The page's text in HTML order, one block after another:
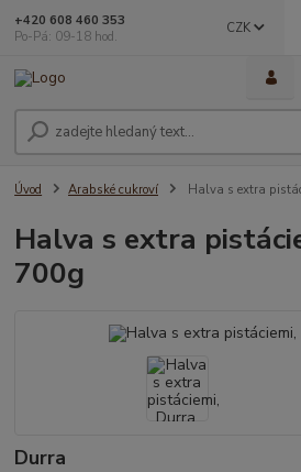
CZK
+420 608 460 353
Po-Pá: 09-18 hod.
Úvod Arabské cukroví Halva s extra
Halva s extra
700g
Durra